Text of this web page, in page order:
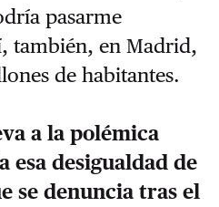
pasarme
también, en Madrid,
de habitantes.
a la polémica
esa desigualdad de
se denuncia tras el